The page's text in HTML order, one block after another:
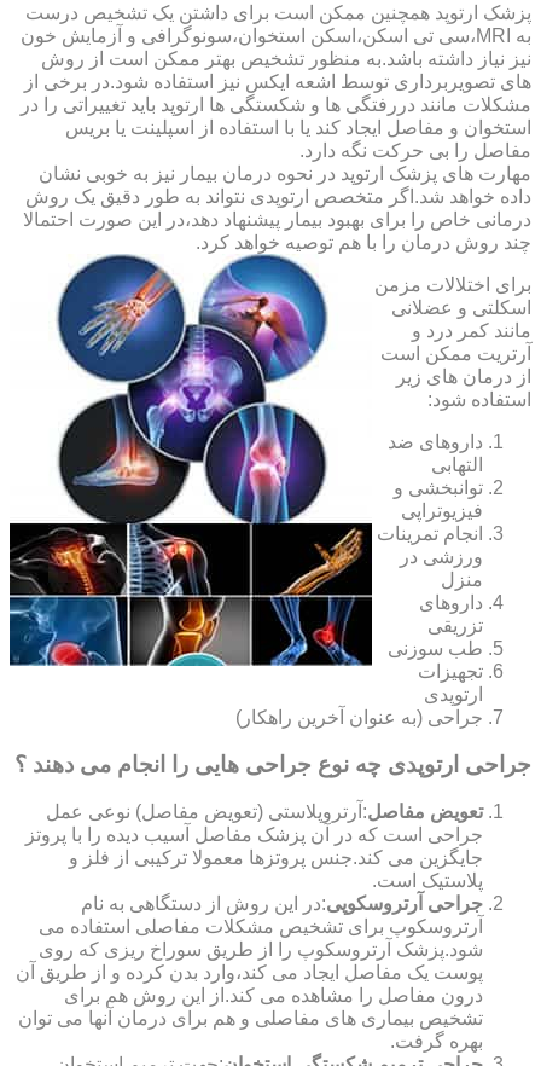
پزشک ارتوپد همچنین ممکن است برای داشتن یک تشخیص درست
به MRI،سی تی اسکن،اسکن استخوان،سونوگرافی و آزمایش خون
نیز نیاز داشته باشد.به منظور تشخیص بهتر ممکن است از روش
های تصویربرداری توسط اشعه ایکس نیز استفاده شود.در برخی از
مشکلات مانند دررفتگی ها و شکستگی ها ارتوپد باید تغییراتی را در
استخوان و مفاصل ایجاد کند یا با استفاده از اسپلینت یا بریس
مفاصل را بی حرکت نگه دارد.
مهارت های پزشک ارتوپد در نحوه درمان بیمار نیز به خوبی نشان
داده خواهد شد.اگر متخصص ارتوپدی نتواند به طور دقیق یک روش
درمانی خاص را برای بهبود بیمار پیشنهاد دهد،در این صورت احتمالا
چند روش درمان را با هم توصیه خواهد کرد.
برای اختلالات مزمن
اسکلتی و عضلانی
مانند کمر درد و
آرتریت ممکن است
از درمان های زیر
استفاده شود:
داروهای ضد
التهابی
توانبخشی و
فیزیوتراپی
انجام تمرینات
ورزشی در
منزل
داروهای
تزریقی
طب سوزنی
تجهیزات
ارتوپدی
جراحی (به عنوان آخرین راهکار)
جراحی ارتوپدی چه نوع جراحی هایی را انجام می دهند ؟
تعویض مفاصل:آرتروپلاستی (تعویض مفاصل) نوعی عمل
جراحی است که در آن پزشک مفاصل آسیب دیده را با پروتز
جایگزین می کند.جنس پروتزها معمولا ترکیبی از فلز و
پلاستیک است.
جراحی آرتروسکوپی:در این روش از دستگاهی به نام
آرتروسکوپ برای تشخیص مشکلات مفاصلی استفاده می
شود.پزشک آرتروسکوپ را از طریق سوراخ ریزی که روی
پوست یک مفاصل ایجاد می کند،وارد بدن کرده و از طریق آن
درون مفاصل را مشاهده می کند.از این روش هم برای
تشخیص بیماری های مفاصلی و هم برای درمان آنها می توان
بهره گرفت.